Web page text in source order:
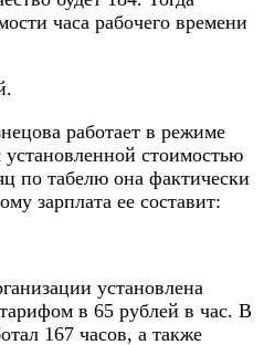
часа рабочего времени
работает в режиме
стоимостью
по табелю она фактически
зарплата ее составит:
установлена
в 65 рублей в час. В
167 часов, а также